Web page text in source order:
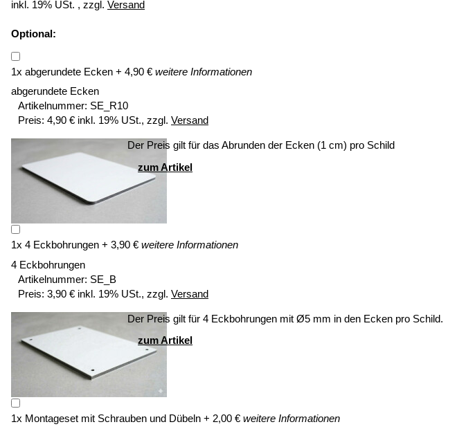
inkl. 19% USt. , zzgl. Versand
Optional:
1x abgerundete Ecken + 4,90 € weitere Informationen
abgerundete Ecken
Artikelnummer: SE_R10
Preis: 4,90 € inkl. 19% USt., zzgl. Versand
Der Preis gilt für das Abrunden der Ecken (1 cm) pro Schild
zum Artikel
1x 4 Eckbohrungen + 3,90 € weitere Informationen
4 Eckbohrungen
Artikelnummer: SE_B
Preis: 3,90 € inkl. 19% USt., zzgl. Versand
Der Preis gilt für 4 Eckbohrungen mit Ø5 mm in den Ecken pro Schild.
zum Artikel
1x Montageset mit Schrauben und Dübeln + 2,00 € weitere Informationen